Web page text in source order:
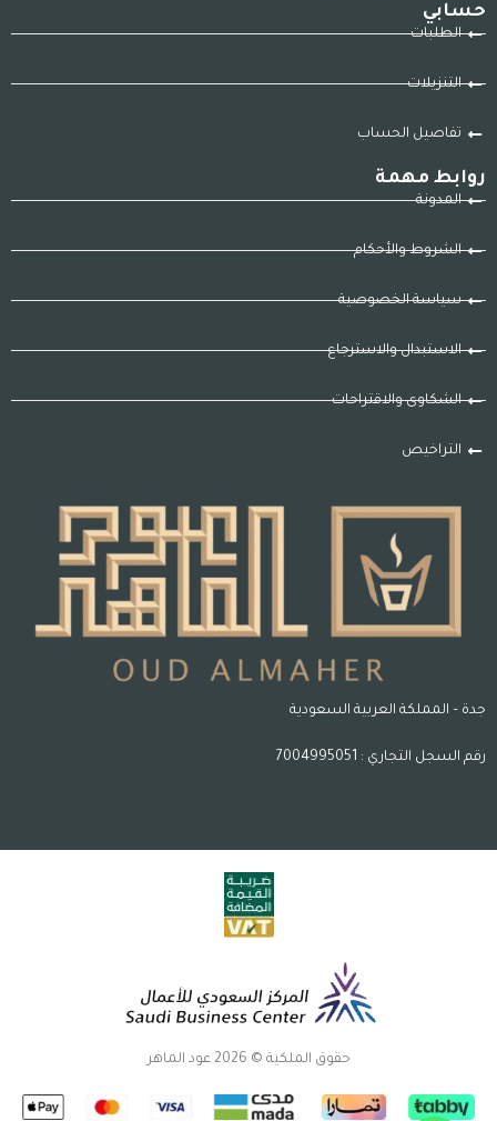
حسابي
الطلبات
التنزيلات
تفاصيل الحساب
روابط مهمة
المدونة
الشروط والأحكام
سياسة الخصوصية
الاستبدال والاسترجاع
الشكاوى والاقتراحات
التراخيص
جدة – المملكة العربية السعودية
رقم السجل التجاري : 7004995051
حقوق الملكية © 2026 عود الماهر